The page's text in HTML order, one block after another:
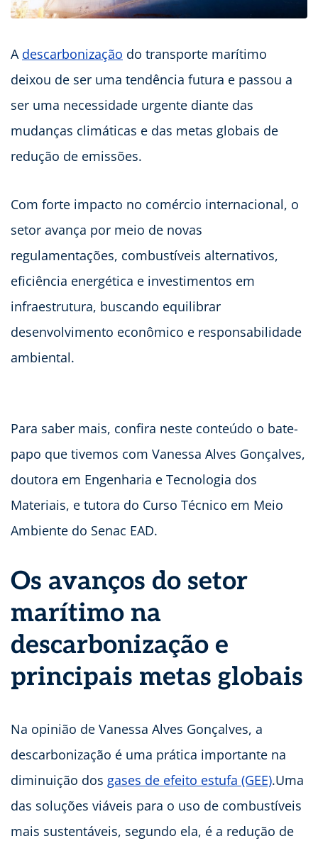
A descarbonização do transporte marítimo
deixou de ser uma tendência futura e passou a
ser uma necessidade urgente diante das
mudanças climáticas e das metas globais de
redução de emissões.
Com forte impacto no comércio internacional, o
setor avança por meio de novas
regulamentações, combustíveis alternativos,
eficiência energética e investimentos em
infraestrutura, buscando equilibrar
desenvolvimento econômico e responsabilidade
ambiental.
Para saber mais, confira neste conteúdo o bate-
papo que tivemos com Vanessa Alves Gonçalves,
doutora em Engenharia e Tecnologia dos
Materiais, e tutora do Curso Técnico em Meio
Ambiente do Senac EAD.
Os avanços do setor
marítimo na
descarbonização e
principais metas globais
Na opinião de Vanessa Alves Gonçalves, a
descarbonização é uma prática importante na
diminuição dos gases de efeito estufa (GEE).Uma
das soluções viáveis para o uso de combustíveis
mais sustentáveis, segundo ela, é a redução de